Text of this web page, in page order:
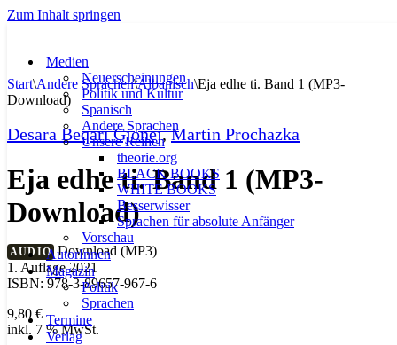
Zum Inhalt springen
Medien
Neuerscheinungen
Politik und Kultur
Spanisch
Andere Sprachen
Unsere Reihen
theorie.org
BLACK BOOKS
WHITE BOOKS
Besserwisser
Sprachen für absolute Anfänger
Vorschau
AutorInnen
Magazin
Politik
Sprachen
Termine
Verlag
Start\Andere Sprachen\Albanisch\Eja edhe ti. Band 1 (MP3-
Download)
Desara Beqari Gjonej,Martin Prochazka
Eja edhe ti. Band 1 (MP3-
Download)
AUDIO Download (MP3)
1. Auflage 2021
ISBN: 978-3-89657-967-6
9,80 €
inkl. 7 % MwSt.